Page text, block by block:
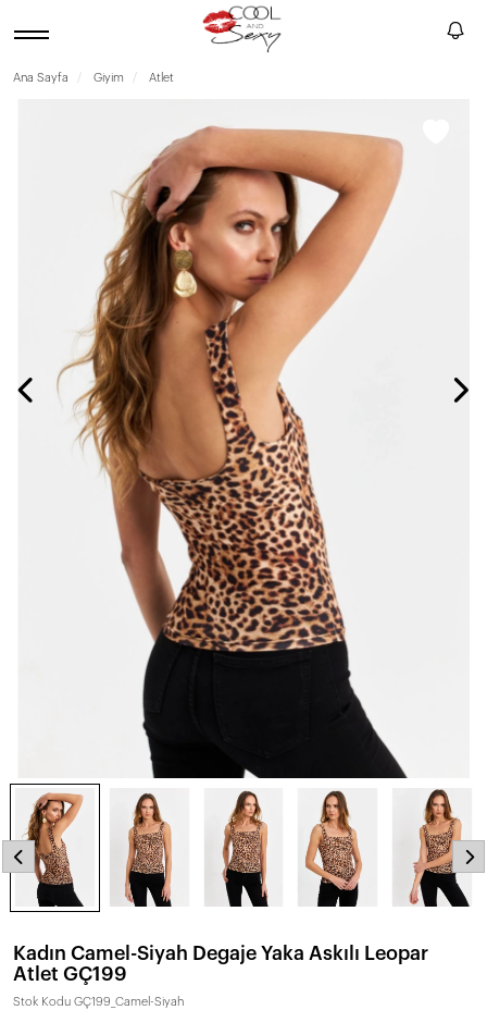
Ana Sayfa Giyim Atlet
Kadın Camel-Siyah Degaje Yaka Askılı Leopar
Atlet GÇ199
Stok Kodu GÇ199_Camel-Siyah